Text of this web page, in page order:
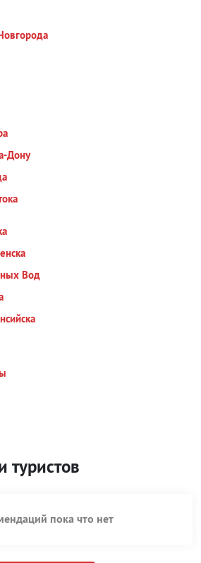
Дону
Вод
туристов
пока что нет